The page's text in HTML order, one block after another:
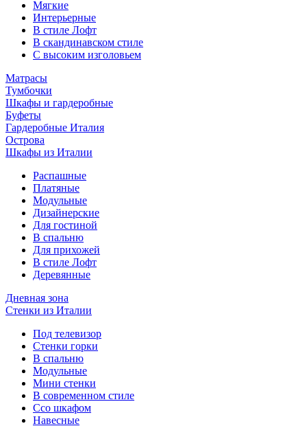
Мягкие
Интерьерные
В стиле Лофт
В скандинавском стиле
С высоким изголовьем
Матрасы
Тумбочки
Шкафы и гардеробные
Буфеты
Гардеробные Италия
Острова
Шкафы из Италии
Распашные
Платяные
Модульные
Дизайнерские
Для гостиной
В спальню
Для прихожей
В стиле Лофт
Деревянные
Дневная зона
Стенки из Италии
Под телевизор
Стенки горки
В спальню
Модульные
Мини стенки
В современном стиле
Ссо шкафом
Навесные